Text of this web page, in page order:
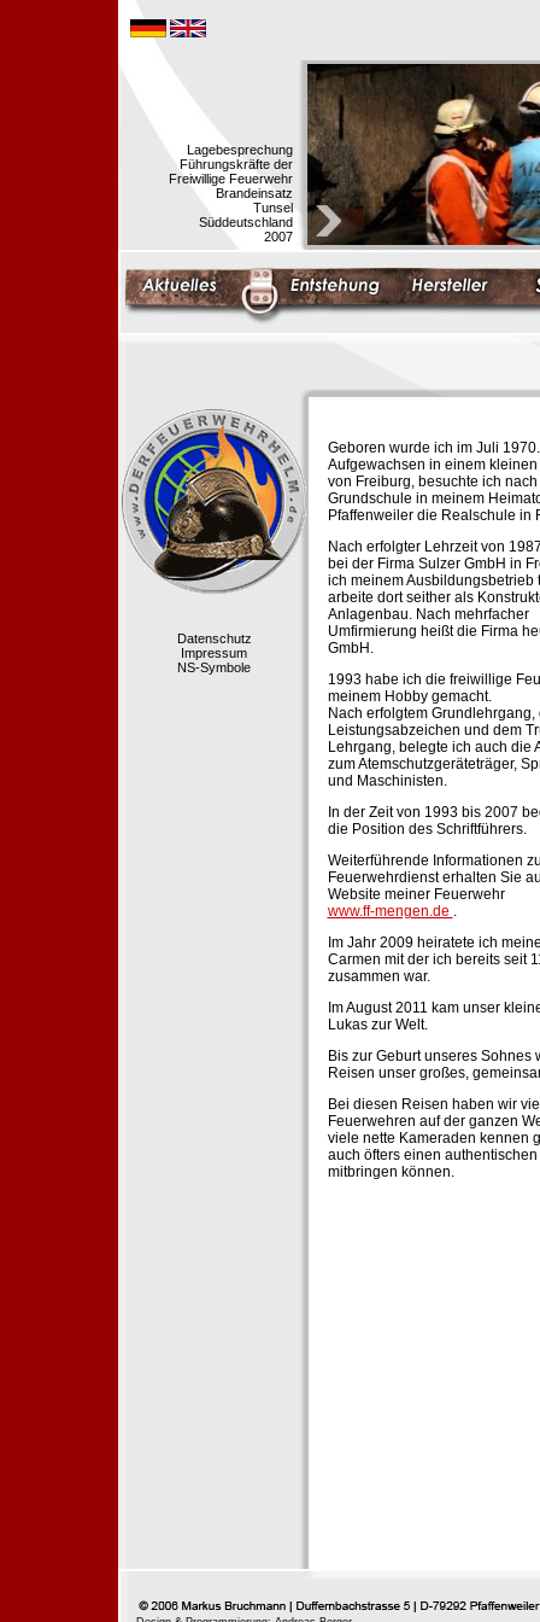
Lagebesprechung
Führungskräfte der
Freiwillige Feuerwehr
Brandeinsatz
Tunsel
Süddeutschland
2007
Datenschutz
Impressum
NS-Symbole
Geboren wurde ich im Juli 1970.
Aufgewachsen in einem kleinen
von Freiburg, besuchte ich nach
Grundschule in meinem
Pfaffenweiler die Realschule in
Nach erfolgter Lehrzeit von
bei der Firma Sulzer GmbH in
ich meinem Ausbildungsbetrieb
arbeite dort seither als
Anlagenbau. Nach mehrfacher
Umfirmierung heißt die Firma
GmbH.
1993 habe ich die freiwillige
meinem Hobby gemacht.
Nach erfolgtem Grundlehrgang,
Leistungsabzeichen und dem
Lehrgang, belegte ich auch die
zum Atemschutzgeräteträger,
und Maschinisten.
In der Zeit von 1993 bis 2007
die Position des Schriftführers.
Weiterführende Informationen
Feuerwehrdienst erhalten Sie
Website meiner Feuerwehr
www.ff-mengen.de .
Im Jahr 2009 heiratete ich
Carmen mit der ich bereits seit
zusammen war.
Im August 2011 kam unser
Lukas zur Welt.
Bis zur Geburt unseres Sohnes
Reisen unser großes,
Bei diesen Reisen haben wir
Feuerwehren auf der ganzen
viele nette Kameraden kennen
auch öfters einen
mitbringen können.